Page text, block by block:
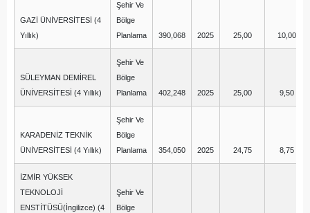
GAZİ ÜNİVERSİTESİ (4
Yıllık)
Şehir Ve
Bölge
Planlama
390,068 2025 25,00 10,00
SÜLEYMAN DEMİREL
ÜNİVERSİTESİ (4 Yıllık)
Şehir Ve
Bölge
Planlama
402,248 2025 25,00 9,50
KARADENİZ TEKNİK
ÜNİVERSİTESİ (4 Yıllık)
Şehir Ve
Bölge
Planlama
354,050 2025 24,75 8,75
İZMİR YÜKSEK
TEKNOLOJİ
ENSTİTÜSÜ(İngilizce) (4
Şehir Ve
Bölge